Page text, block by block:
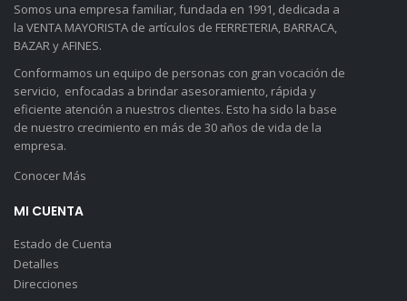
Somos una empresa familiar, fundada en 1991, dedicada a
la VENTA MAYORISTA de artículos de FERRETERIA, BARRACA,
BAZAR y AFINES.
Conformamos un equipo de personas con gran vocación de
servicio, enfocadas a brindar asesoramiento, rápida y
eficiente atención a nuestros clientes. Esto ha sido la base
de nuestro crecimiento en más de 30 años de vida de la
empresa.
Conocer Más
MI CUENTA
Estado de Cuenta
Detalles
Direcciones